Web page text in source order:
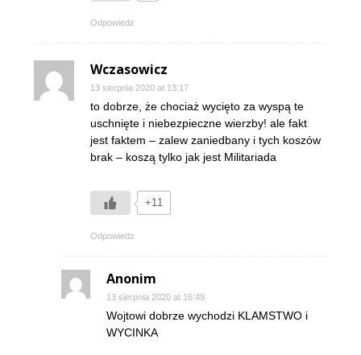
Odpowiedz
Wczasowicz
13 sierpnia 2020 at 13:17
to dobrze, że chociaż wycięto za wyspą te
uschnięte i niebezpieczne wierzby! ale fakt
jest faktem – zalew zaniedbany i tych koszów
brak – koszą tylko jak jest Militariada
+11
Odpowiedz
Anonim
13 sierpnia 2020 at 16:49
Wojtowi dobrze wychodzi KLAMSTWO i
WYCINKA